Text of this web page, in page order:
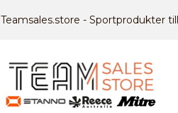
Teamsales.store - Sportprodukter